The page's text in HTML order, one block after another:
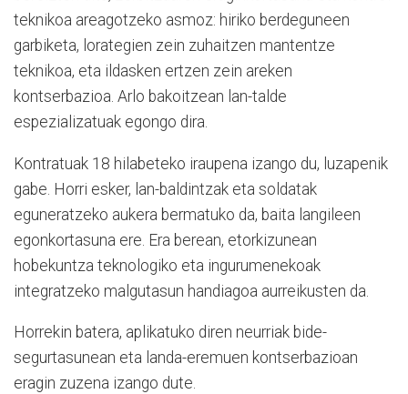
teknikoa areagotzeko asmoz: hiriko berdeguneen
garbiketa, lorategien zein zuhaitzen mantentze
teknikoa, eta ildasken ertzen zein areken
kontserbazioa. Arlo bakoitzean lan-talde
espezializatuak egongo dira.
Kontratuak 18 hilabeteko iraupena izango du, luzapenik
gabe. Horri esker, lan-baldintzak eta soldatak
eguneratzeko aukera bermatuko da, baita langileen
egonkortasuna ere. Era berean, etorkizunean
hobekuntza teknologiko eta ingurumenekoak
integratzeko malgutasun handiagoa aurreikusten da.
Horrekin batera, aplikatuko diren neurriak bide-
segurtasunean eta landa-eremuen kontserbazioan
eragin zuzena izango dute.